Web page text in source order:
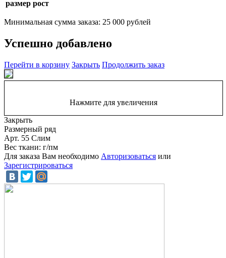
размер рост
Минимальная сумма заказа: 25 000 рублей
Успешно добавлено
Перейти в корзину Закрыть Продолжить заказ
Нажмите для увеличения
Закрыть
Размерный ряд
Арт. 55 Слим
Вес ткани: г/пм
Для заказа Вам необходимо Авторизоваться или
Зарегистрироваться